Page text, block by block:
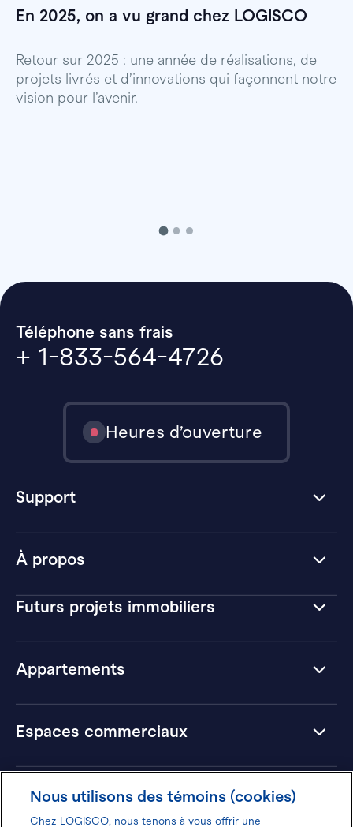
En 2025, on a vu grand chez LOGISCO
Retour sur 2025 : une année de réalisations, de
projets livrés et d’innovations qui façonnent notre
vision pour l’avenir.
À propos
Futurs projets immobiliers
Appartements
Espaces commerciaux
Hôtels
Téléphone sans frais
+ 1-833-564-4726
Heures d’ouverture
Support
Nous utilisons des témoins (cookies)
Chez LOGISCO, nous tenons à vous offrir une